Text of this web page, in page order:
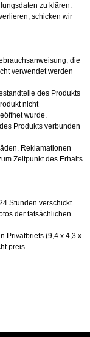
zu klären.
schicken wir
die
verwendet werden
des Produkts
nicht
wurde.
Produkts verbunden
Reklamationen
Zeitpunkt des Erhalts
Stunden verschickt.
der tatsächlichen
Privatbriefs (9,4 x 4,3 x
preis.